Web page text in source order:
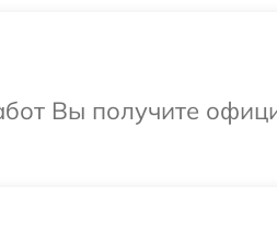
Вы получите